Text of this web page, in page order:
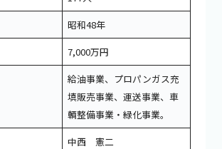
昭和48年
7,000万円
給油事業、プロパンガス充
填販売事業、運送事業、車
輌整備事業・緑化事業。
中西 憲二